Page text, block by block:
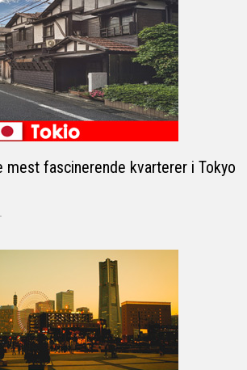
mest fascinerende kvarterer i Tokyo